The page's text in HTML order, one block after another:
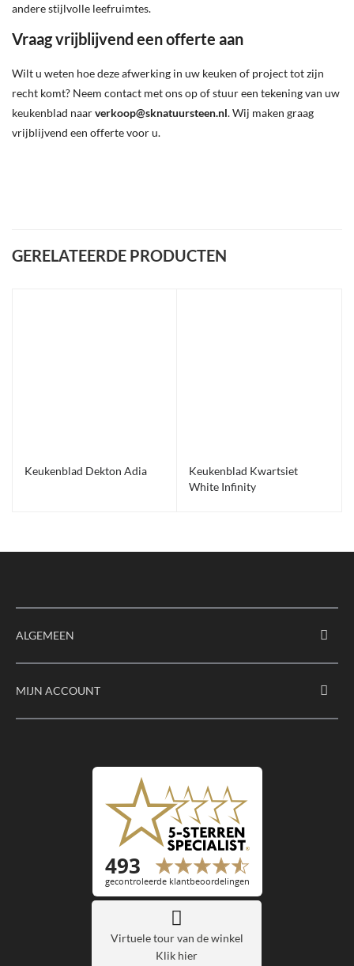
andere stijlvolle leefruimtes.
Vraag vrijblijvend een offerte aan
Wilt u weten hoe deze afwerking in uw keuken of project tot zijn
recht komt? Neem contact met ons op of stuur een tekening van uw
keukenblad naarverkoop@sknatuursteen.nl. Wij maken graag
vrijblijvend een offerte voor u.
GERELATEERDE PRODUCTEN
Keukenblad Dekton Adia
Keukenblad Kwartsiet
White Infinity
ALGEMEEN
MIJN ACCOUNT
Virtuele tour van de winkel
Klik hier